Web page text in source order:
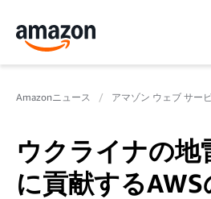
Amazonニュース アマゾン ウェブ サー
ウクライナの地
に貢献する